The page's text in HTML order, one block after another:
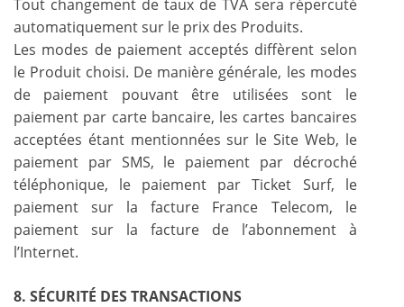
Tout changement de taux de TVA sera répercuté
automatiquement sur le prix des Produits.
Les modes de paiement acceptés diffèrent selon
le Produit choisi. De manière générale, les modes
de paiement pouvant être utilisées sont le
paiement par carte bancaire, les cartes bancaires
acceptées étant mentionnées sur le Site Web, le
paiement par SMS, le paiement par décroché
téléphonique, le paiement par Ticket Surf, le
paiement sur la facture France Telecom, le
paiement sur la facture de l’abonnement à
l’Internet.
8. SÉCURITÉ DES TRANSACTIONS